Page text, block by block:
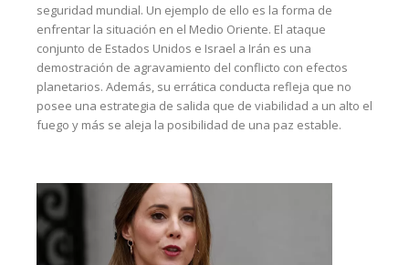
seguridad mundial. Un ejemplo de ello es la forma de
enfrentar la situación en el Medio Oriente. El ataque
conjunto de Estados Unidos e Israel a Irán es una
demostración de agravamiento del conflicto con efectos
planetarios. Además, su errática conducta refleja que no
posee una estrategia de salida que de viabilidad a un alto el
fuego y más se aleja la posibilidad de una paz estable.